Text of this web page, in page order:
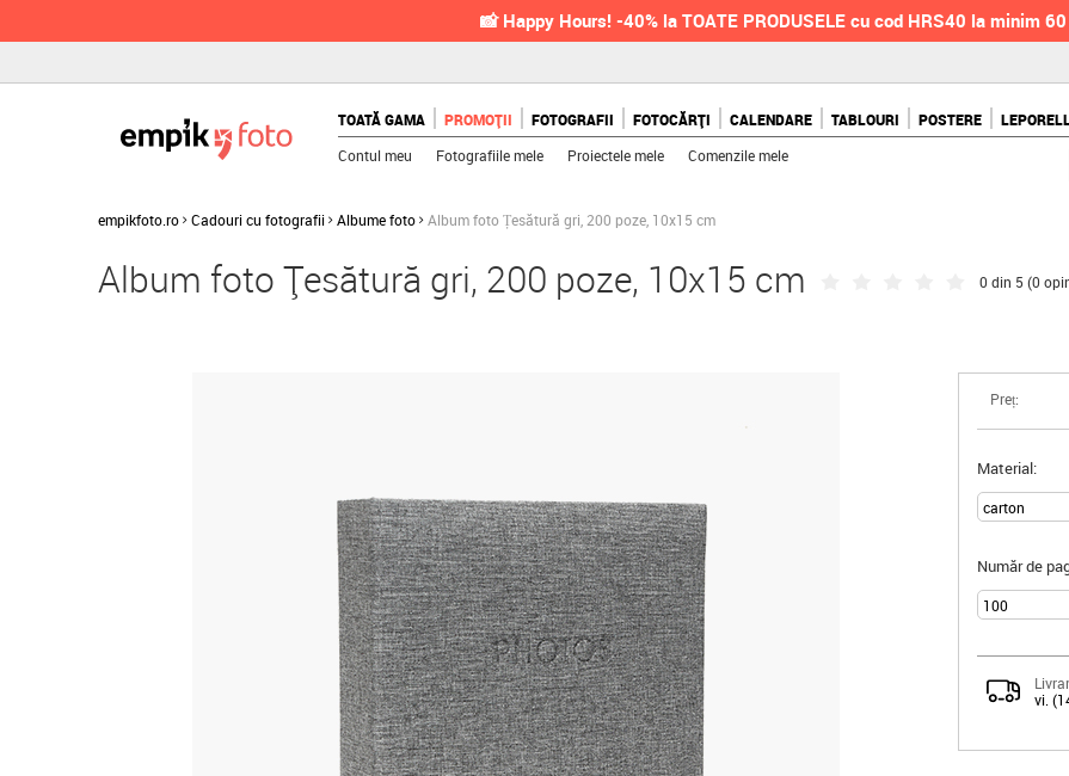
📸 Happy Hours! -40% la TOATE PRODUSELE cu cod HRS40 la minim 60
TOATĂ GAMA PROMOȚII FOTOGRAFII FOTOCĂRȚI CALENDARE TABLOURI POSTERE
Contul meu Fotografiile mele Proiectele mele Comenzile mele
empikfoto.ro Cadouri cu fotografii Albume foto Album foto Țesătură gri, 200 poze, 10x15 cm
Album foto Țesătură gri, 200 poze, 10x15 cm 0 din 5 (0
Preț:
Material:
Număr de
vi.